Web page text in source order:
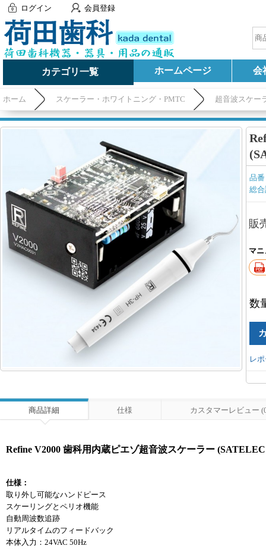
ログイン 会員登録
カテゴリ一覧 ホームページ 会
ホーム スケーラー・ホワイトニング・PMTC 超音波スケー
品
総
販
マ
数
レ
商品詳細 仕様 カスタマーレビュー
Refine V2000 歯科用内蔵ピエゾ超音波スケーラー
仕様：
取り外し可能なハンドピース
スケーリングとペリオ機能
自動周波数追跡
リアルタイムのフィードバック
本体入力：24VAC 50Hz